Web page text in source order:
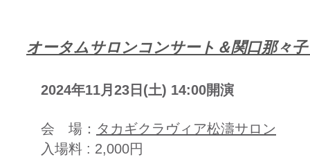
オータムサロンコンサート＆関口那々
2024年11月23日(土) 14:00開演
会 場： タカギクラヴィア松濤サロン
入場料 : 2,000円